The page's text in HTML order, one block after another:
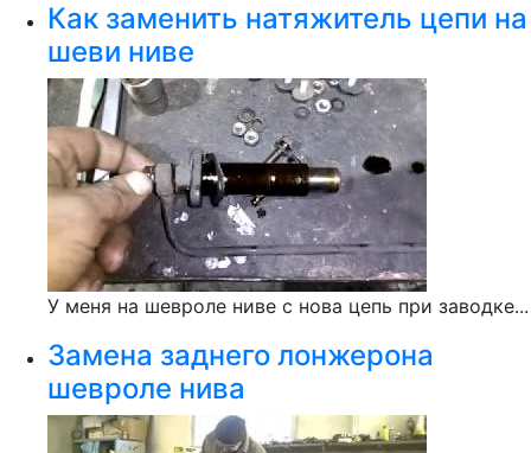
Как заменить натяжитель цепи на
шеви ниве
У меня на шевроле ниве с нова цепь при заводке...
Замена заднего лонжерона
шевроле нива